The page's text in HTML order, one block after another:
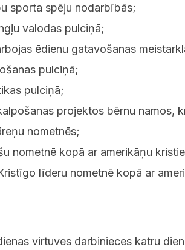
sporta spēļu nodarbībās;
valodas pulciņā;
ēdienu gatavošanas
pulciņā;
pulciņā;
projektos bērnu namos,
nometnēs;
nometnē kopā ar amerikāņu
līderu nometnē kopā ar
virtuves darbinieces katru